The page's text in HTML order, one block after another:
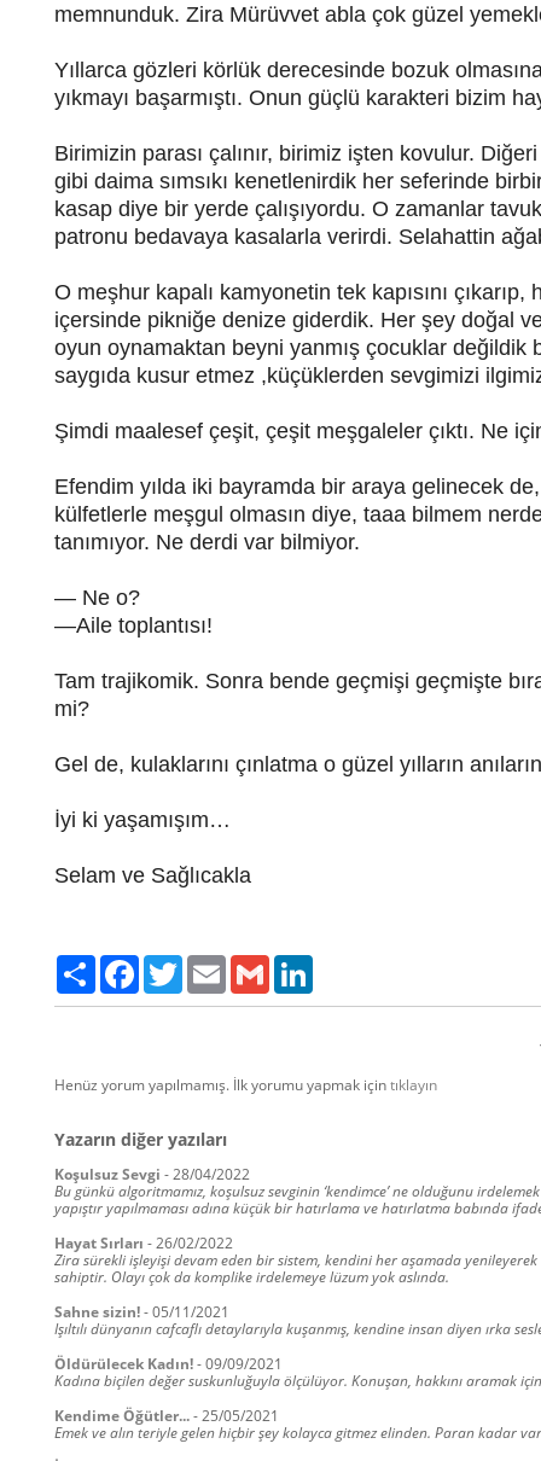
memnunduk. Zira Mürüvvet abla çok güzel
Yıllarca gözleri körlük derecesinde bozuk
yıkmayı başarmıştı. Onun güçlü karakteri bizim
Birimizin parası çalınır, birimiz işten kovulur.
gibi daima sımsıkı kenetlenirdik her seferinde
kasap diye bir yerde çalışıyordu. O zamanlar
patronu bedavaya kasalarla verirdi. Selahattin
O meşhur kapalı kamyonetin tek kapısını
içersinde pikniğe denize giderdik. Her şey doğal
oyun oynamaktan beyni yanmış çocuklar
saygıda kusur etmez ,küçüklerden sevgimizi
Şimdi maalesef çeşit, çeşit meşgaleler çıktı. Ne
Efendim yılda iki bayramda bir araya gelinecek
külfetlerle meşgul olmasın diye, taaa bilmem
tanımıyor. Ne derdi var bilmiyor.
— Ne o?
—Aile toplantısı!
Tam trajikomik. Sonra bende geçmişi geçmişte
mi?
Gel de, kulaklarını çınlatma o güzel yılların
İyi ki yaşamışım…
Selam ve Sağlıcakla
Paylaş FacebookTwitter Email Gmail
Henüz yorum yapılmamış. İlk yorumu yapmak içintıklayın
Yazarın diğer yazıları
Koşulsuz Sevgi -28/04/2022
Bu günkü algoritmamız, koşulsuz sevginin ‘kendimce’ ne olduğunu
yapıştır yapılmaması adına küçük bir hatırlama ve hatırlatma babında
Hayat Sırları -26/02/2022
Zira sürekli işleyişi devam eden bir sistem, kendini her aşamada
sahiptir. Olayı çok da komplike irdelemeye lüzum yok aslında.
Sahne sizin!-05/11/2021
Işıltılı dünyanın cafcaflı detaylarıyla kuşanmış, kendine insan diyen ırka
Öldürülecek Kadın!-09/09/2021
Kadına biçilen değer suskunluğuyla ölçülüyor. Konuşan, hakkını aramak
Kendime Öğütler...-25/05/2021
Emek ve alın teriyle gelen hiçbir şey kolayca gitmez elinden. Paran kadar